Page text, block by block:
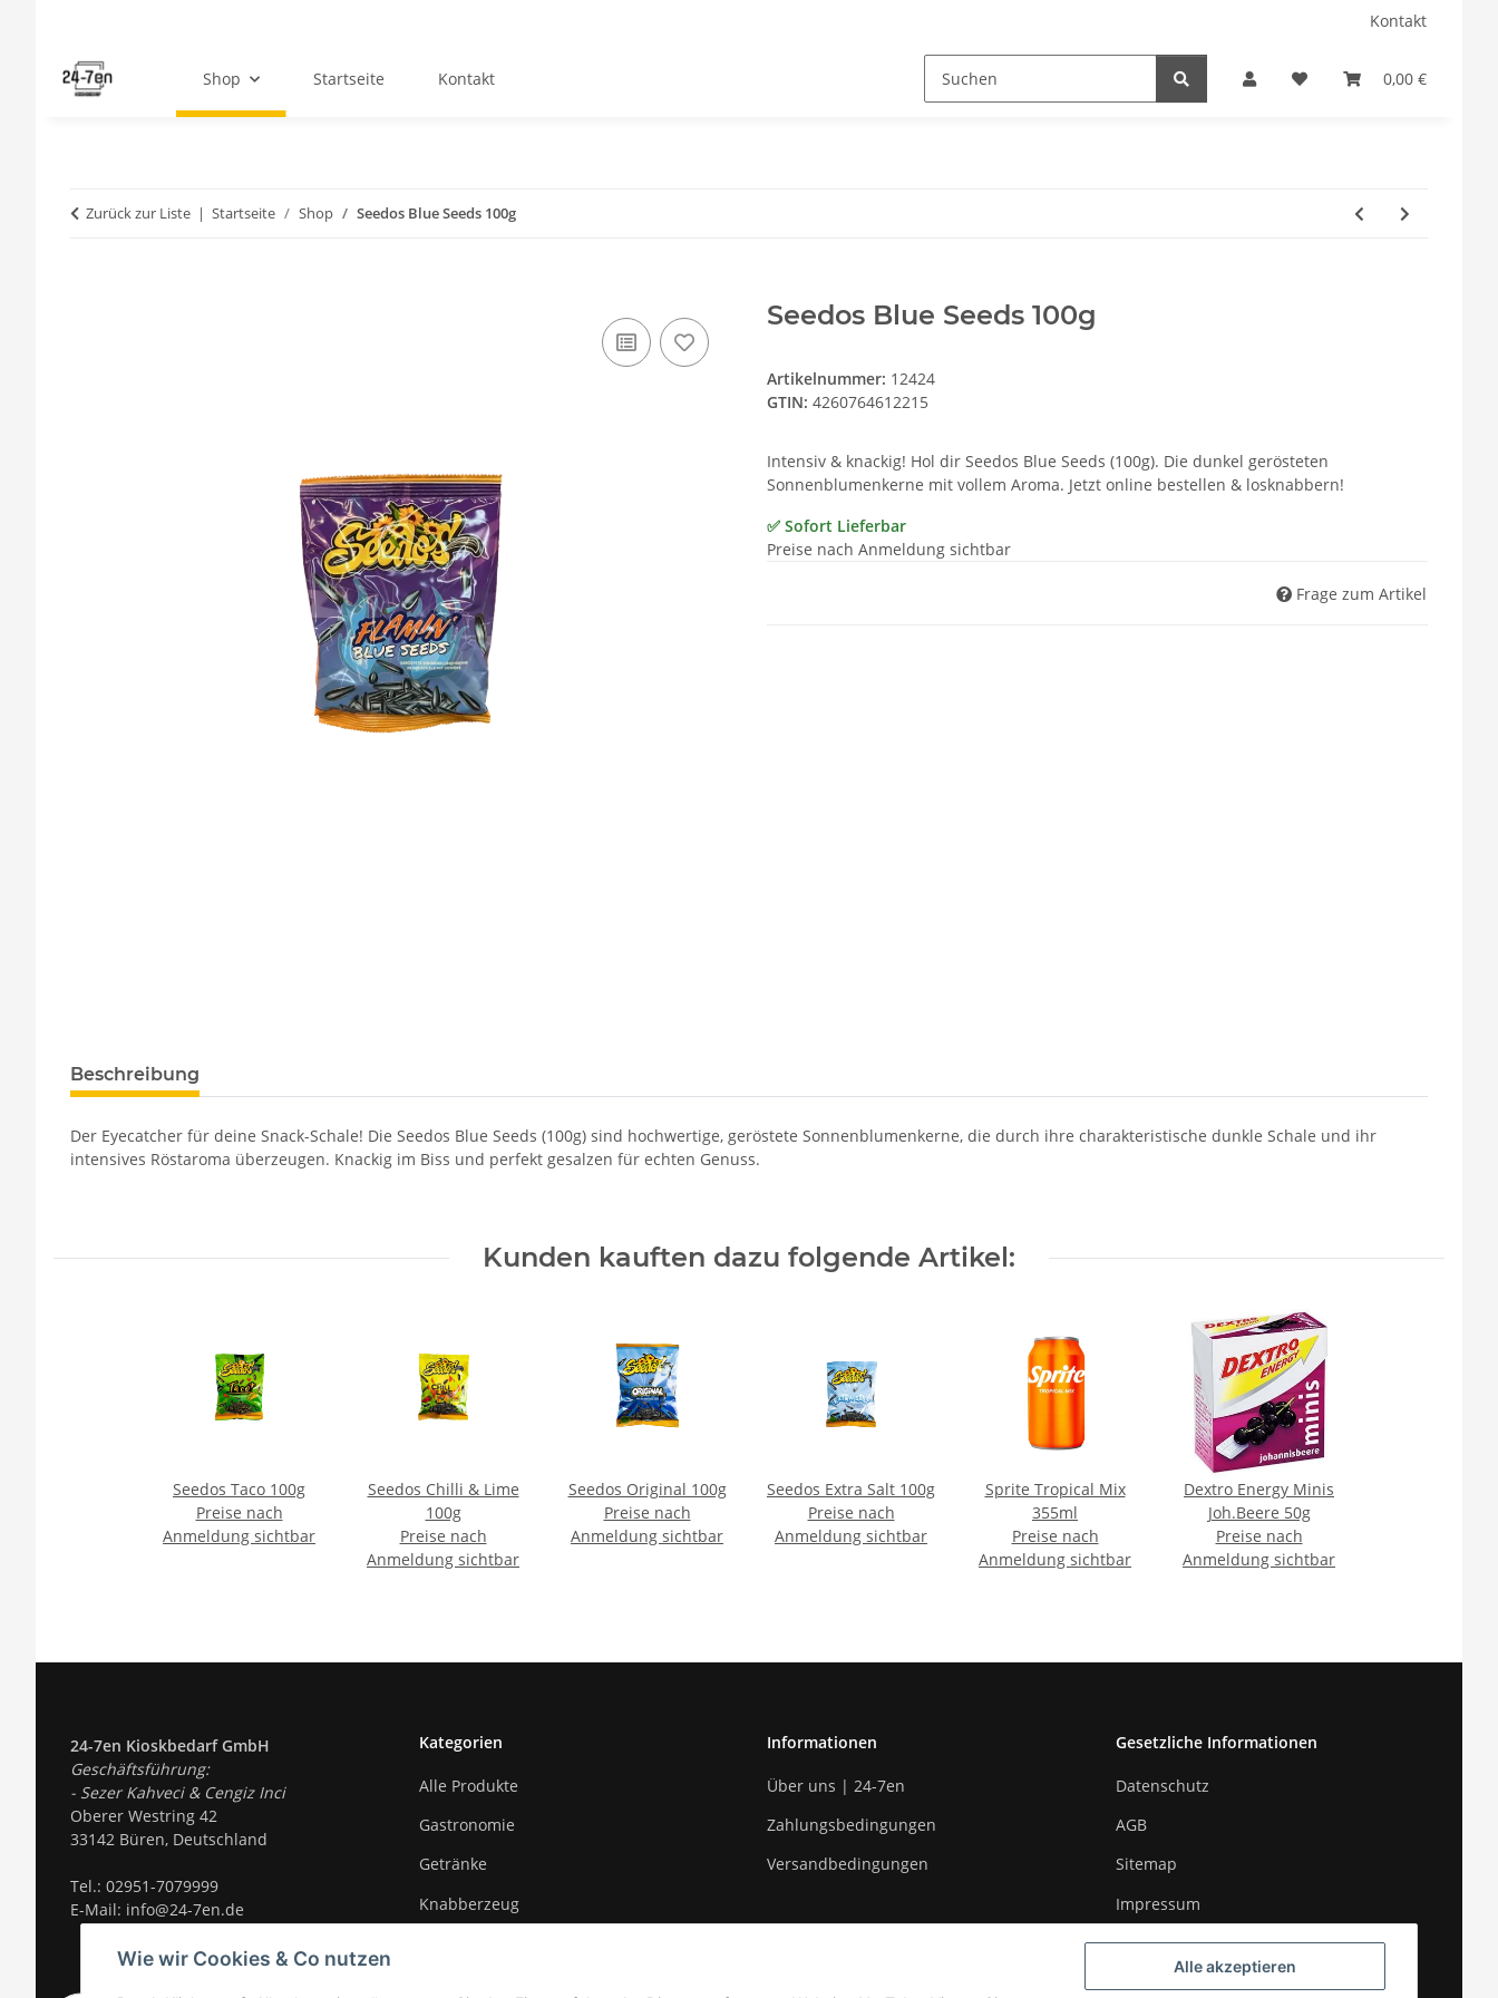
Alle akzeptieren
Wie wir Cookies & Co nutzen
Kontakt
0,00 €
Shop Startseite Kontakt
Zurück zur Liste Startseite Shop Seedos Blue Seeds 100g
Seedos Blue Seeds 100g
Artikelnummer: 12424
GTIN: 4260764612215
Intensiv & knackig! Hol dir Seedos Blue Seeds (100g). Die dunkel gerösteten
Sonnenblumenkerne mit vollem Aroma. Jetzt online bestellen & losknabbern!
✅ Sofort Lieferbar
Preise nach Anmeldung sichtbar
Frage zum Artikel
Beschreibung
Der Eyecatcher für deine Snack-Schale! Die Seedos Blue Seeds (100g) sind hochwertige, geröstete Sonnenblumenkerne, die durch ihre charakteristische dunkle Schale und ihr
intensives Röstaroma überzeugen. Knackig im Biss und perfekt gesalzen für echten Genuss.
Kunden kauften dazu folgende Artikel:
Seedos Taco 100g
Preise nach
Anmeldung sichtbar
Seedos Chilli & Lime
100g
Preise nach
Anmeldung sichtbar
Seedos Original 100g
Preise nach
Anmeldung sichtbar
Seedos Extra Salt 100g
Preise nach
Anmeldung sichtbar
Sprite Tropical Mix
355ml
Preise nach
Anmeldung sichtbar
Dextro Energy Minis
Joh.Beere 50g
Preise nach
Anmeldung sichtbar
24-7en Kioskbedarf GmbH
Geschäftsführung:
- Sezer Kahveci & Cengiz Inci
Oberer Westring 42
33142 Büren, Deutschland
Tel.: 02951-7079999
E-Mail: info@24-7en.de
Kategorien
Alle Produkte
Gastronomie
Getränke
Knabberzeug
Informationen
Über uns | 24-7en
Zahlungsbedingungen
Versandbedingungen
Gesetzliche Informationen
Datenschutz
AGB
Sitemap
Impressum
Widerrufsrecht